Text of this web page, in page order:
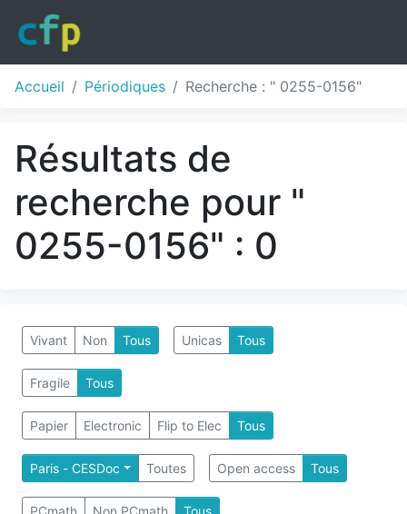
Accueil Périodiques Recherche : " 0255-0156"
Résultats de
recherche pour "
0255-0156" : 0
Vivant Non Tous Unicas Tous
Fragile Tous
Papier Electronic Flip to Elec Tous
Paris - CESDoc Toutes Open access Tous
PCmath Non PCmath Tous